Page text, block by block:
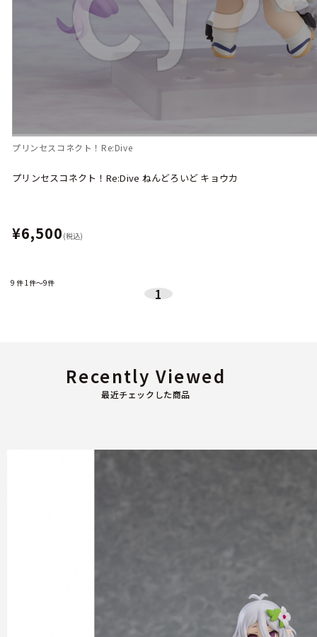
プリンセスコネクト！Re:Dive
プリンセスコネクト！Re:Dive ねんどろいど キョウカ
¥6,500 (税込)
9 件1件～9件
1
最近チェックした商品
Recently Viewed